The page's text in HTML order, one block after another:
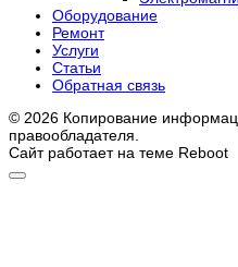
Оборудование
Ремонт
Услуги
Статьи
Обратная связь
© 2026 Копирование
правообладателя.
Сайт работает на теме Reboot